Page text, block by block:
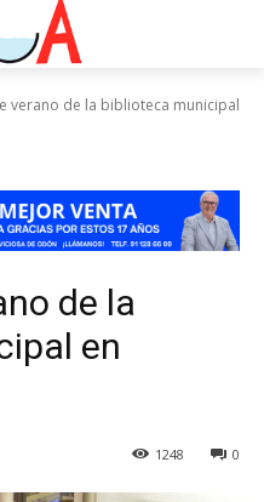
verano de la biblioteca municipal
de la
en
0
1248